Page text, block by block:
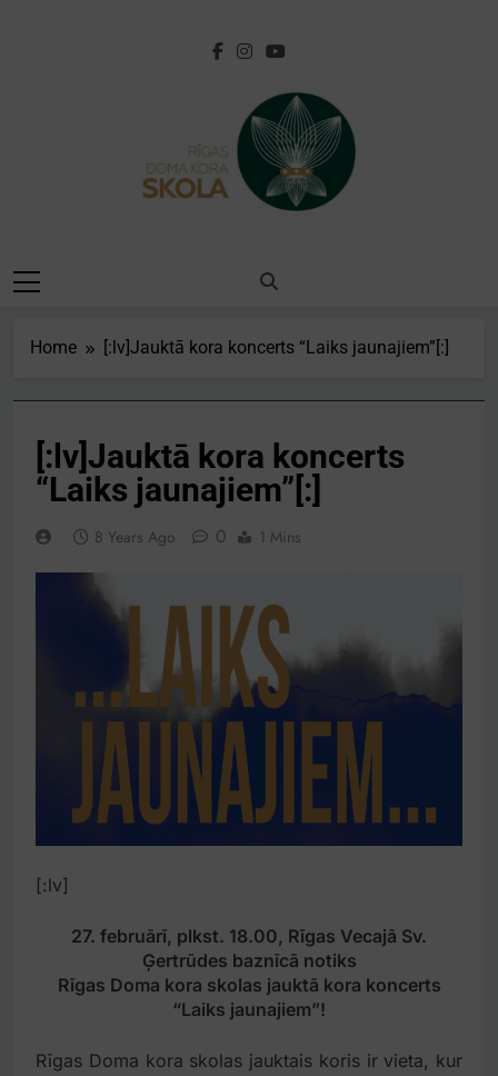
Kora
Skola[:en]Riga
Home [:lv]Jauktā kora koncerts “Laiks jaunajiem”[:]
[:lv]Jauktā kora koncerts
“Laiks jaunajiem”[:]
8 Years Ago 0 1 Mins
[:lv]
27. februārī, plkst. 18.00, Rīgas Vecajā Sv.
Ģertrūdes baznīcā notiks
Rīgas Doma kora skolas jauktā kora koncerts
“Laiks jaunajiem”!
Rīgas Doma kora skolas jauktais koris ir vieta, kur